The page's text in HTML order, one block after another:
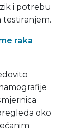
i potrebu
testiranjem.
raka
oko